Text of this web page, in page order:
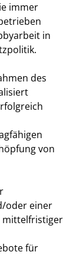
immer
in
des
von
oder einer
mittelfristiger
für